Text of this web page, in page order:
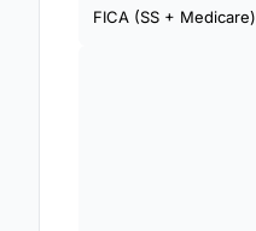
FICA (SS + Medicare)